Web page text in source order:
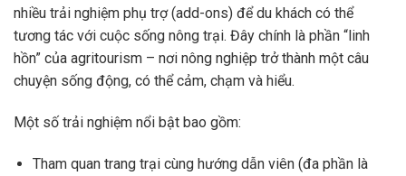
nhiều trải nghiệm phụ trợ (add-ons) để du khách có thể
tương tác với cuộc sống nông trại. Đây chính là phần “linh
hồn” của agritourism – nơi nông nghiệp trở thành một câu
chuyện sống động, có thể cảm, chạm và hiểu.
Một số trải nghiệm nổi bật bao gồm:
Tham quan trang trại cùng hướng dẫn viên (đa phần là